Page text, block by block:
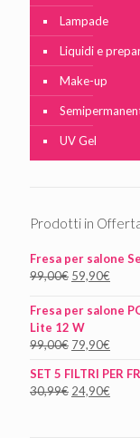
Lampade
Liquidi e
Make-up
UV Gel
Prodotti in
Fresa per salone
99,00€ 59,90€
Fresa per salone
Lite 12 W
99,00€ 79,90€
SET 5 FILTRI PER
30,99€ 24,90€